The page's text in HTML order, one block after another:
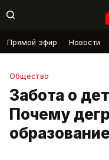
Прямой эфир Новости
Общество
Забота о
Почему